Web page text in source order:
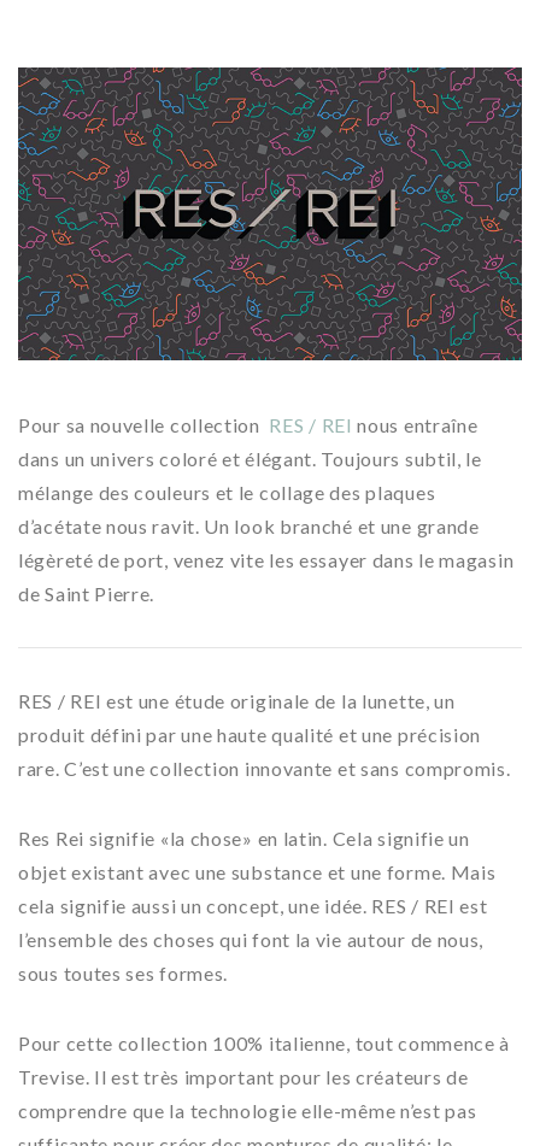
Pour sa nouvelle collection RES / REI nous entraîne
dans un univers coloré et élégant. Toujours subtil, le
mélange des couleurs et le collage des plaques
d’acétate nous ravit. Un look branché et une grande
légèreté de port, venez vite les essayer dans le magasin
de Saint Pierre.
RES / REI est une étude originale de la lunette, un
produit défini par une haute qualité et une précision
rare. C’est une collection innovante et sans compromis.
Res Rei signifie «la chose» en latin. Cela signifie un
objet existant avec une substance et une forme. Mais
cela signifie aussi un concept, une idée. RES / REI est
l’ensemble des choses qui font la vie autour de nous,
sous toutes ses formes.
Pour cette collection 100% italienne, tout commence à
Trevise. Il est très important pour les créateurs de
comprendre que la technologie elle-même n’est pas